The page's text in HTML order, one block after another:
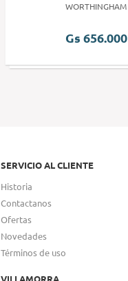
WORTHINGHAM
Gs 656.000
SERVICIO AL CLIENTE
Historia
Contactanos
Ofertas
Novedades
Términos de uso
VILLAMORRA